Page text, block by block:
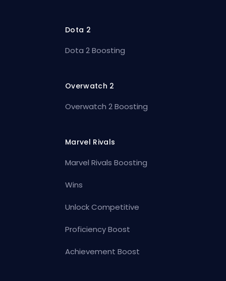
Dota 2
Dota 2 Boosting
Overwatch 2
Overwatch 2 Boosting
Marvel Rivals
Marvel Rivals Boosting
Wins
Unlock Competitive
Proficiency Boost
Achievement Boost